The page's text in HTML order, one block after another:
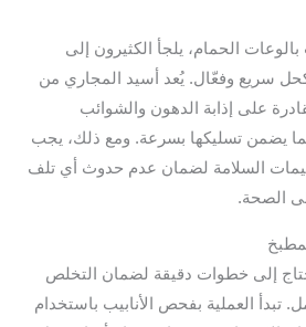
الحمام، يلجأ الكثيرون إلى
سريع وفعّال. يُعد أسيد المجاري من
على إذابة الدهون والشوائب
مما يضمن تسليكها بسرعة. ومع ذلك، يجب
السلامة لضمان عدم حدوث أي تلف
الصحة.
إلى خطوات دقيقة لضمان التخلص
تبدأ العملية بفحص الأنابيب باستخدام